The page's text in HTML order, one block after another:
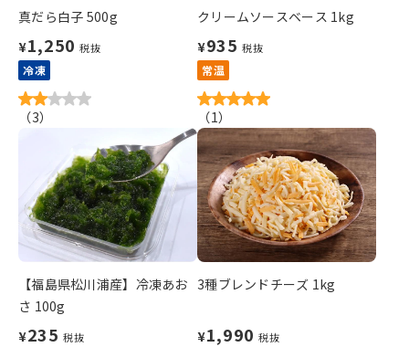
真だら白子 500g
¥1,250 税抜
冷凍
（3）
クリームソースベース 1kg
¥935 税抜
常温
（1）
【福島県松川浦産】冷凍あお
さ 100g
¥235 税抜
3種ブレンドチーズ 1kg
¥1,990 税抜